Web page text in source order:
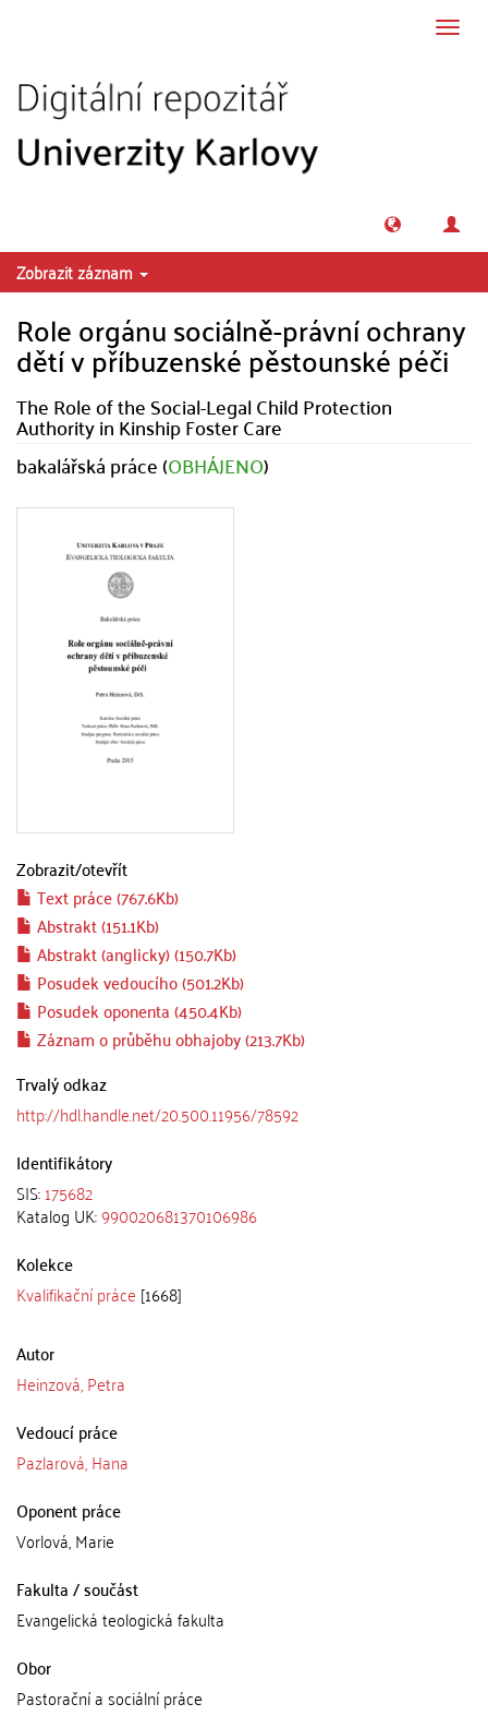
Zobrazit záznam
Role orgánu sociálně-právní ochrany
dětí v příbuzenské pěstounské péči
The Role of the Social-Legal Child Protection
Authority in Kinship Foster Care
bakalářská práce (OBHÁJENO)
Zobrazit/otevřít
Text práce (767.6Kb)
Abstrakt (151.1Kb)
Abstrakt (anglicky) (150.7Kb)
Posudek vedoucího (501.2Kb)
Posudek oponenta (450.4Kb)
Záznam o průběhu obhajoby (213.7Kb)
Trvalý odkaz
http://hdl.handle.net/20.500.11956/78592
Identifikátory
SIS:175682
Katalog UK:990020681370106986
Kolekce
Kvalifikační práce [1668]
Autor
Heinzová, Petra
Vedoucí práce
Pazlarová, Hana
Oponent práce
Vorlová, Marie
Fakulta / součást
Evangelická teologická fakulta
Obor
Pastorační a sociální práce